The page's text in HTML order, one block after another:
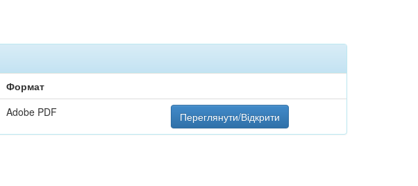
Формат
Adobe PDF Переглянути/Відкрити